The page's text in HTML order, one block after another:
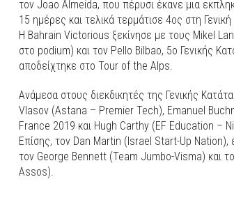
τον Joao Almeida, που πέρυσι έκανε μια
15 ημέρες και τελικά τερμάτισε 4ος στη Γενική
Η Bahrain Victorious ξεκίνησε με τους Mikel
στο podium) και τον Pello Bilbao, 5ο Γενικής
αποδείχτηκε στο Tour of the Alps.
Ανάμεσα στους διεκδικητές της Γενικής
Vlasov (Astana – Premier Tech), Emanuel
France 2019 και Hugh Carthy (EF Education –
Επίσης, τον Dan Martin (Israel Start-Up Nation),
τον George Bennett (Team Jumbo-Visma) και
Assos).